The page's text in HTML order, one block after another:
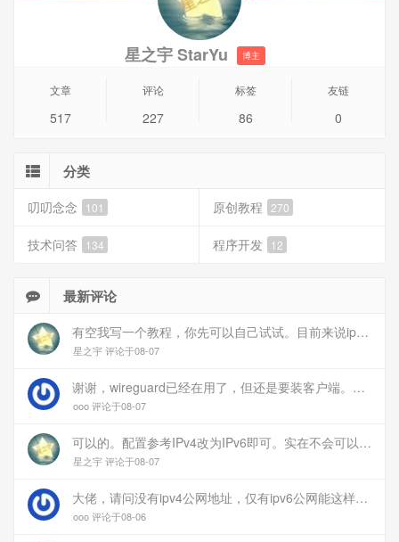
星之宇 StarYu 博主
文章
517
评论
227
标签
86
友链
0
分类
叨叨念念 101 原创教程 270
技术问答 134 程序开发 12
最新评论
有空我写一个教程，你先可以自己试试。目前来说ipv6应该没问题的。
星之宇 评论于08-07
谢谢，wireguard已经在用了，但还是要装客户端。您这个方案连客户端都免了
ooo 评论于08-07
可以的。配置参考IPv4改为IPv6即可。实在不会可以用wireguard，这个简单和稳定
星之宇 评论于08-07
大佬，请问没有ipv4公网地址，仅有ipv6公网能这样玩吗？
ooo 评论于08-06